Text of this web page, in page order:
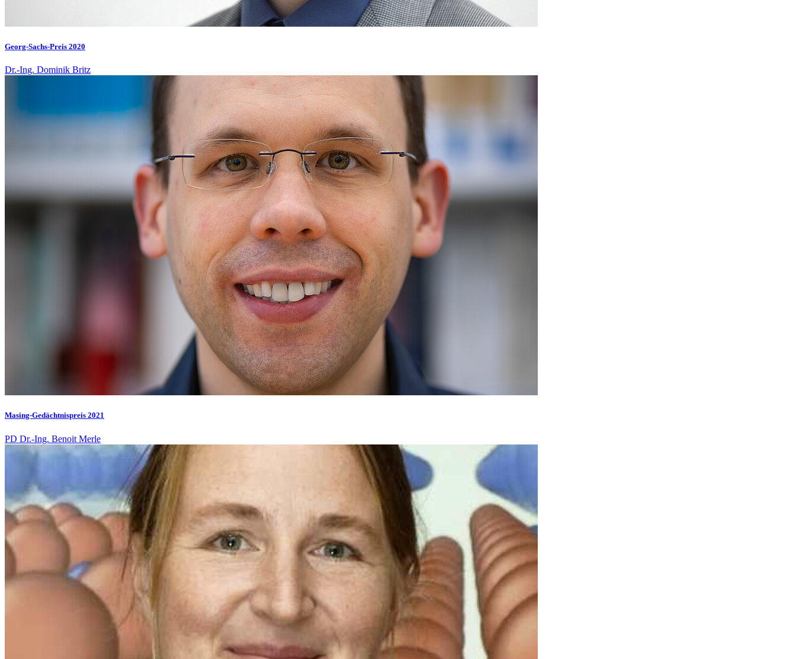
Georg-Sachs-Preis 2020
Dr.-Ing. Dominik Britz
Masing-Gedächtnispreis 2021
PD Dr.-Ing. Benoit Merle